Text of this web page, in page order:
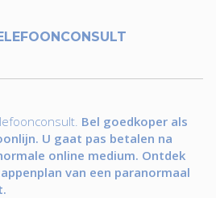
Bel goedkoper als
U gaat pas betalen na
online medium. Ontdek
van een paranormaal